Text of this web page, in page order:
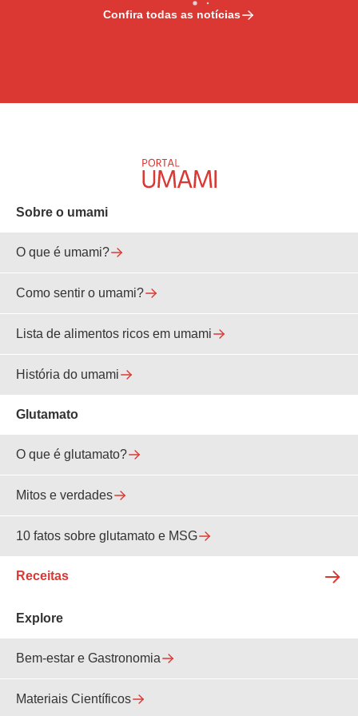
Confira todas as notícias
Sobre o umami
O que é umami?
Como sentir o umami?
Lista de alimentos ricos em umami
História do umami
Glutamato
O que é glutamato?
Mitos e verdades
10 fatos sobre glutamato e MSG
Receitas
Explore
Bem-estar e Gastronomia
Materiais Científicos